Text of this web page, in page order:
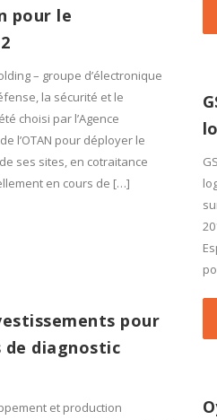
pour le
– groupe d’électronique
la sécurité et le
choisi par l’Agence
l’OTAN pour déployer le
ses sites, en cotraitance
en cours de […]
pour
diagnostic
et production